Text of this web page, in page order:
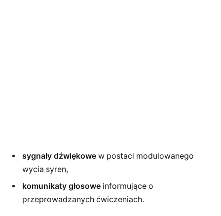
sygnały dźwiękowe w postaci modulowanego
wycia syren,
komunikaty głosowe informujące o
przeprowadzanych ćwiczeniach.